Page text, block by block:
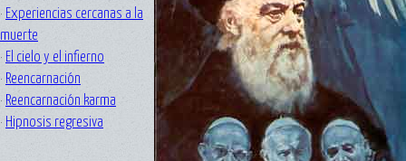
· Experiencias cercanas a la
muerte
· El cielo y el infierno
· Reencarnación
· Reencarnación karma
· Hipnosis regresiva